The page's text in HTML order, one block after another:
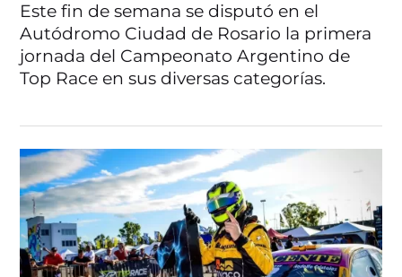
Este fin de semana se disputó en el
Autódromo Ciudad de Rosario la primera
jornada del Campeonato Argentino de
Top Race en sus diversas categorías.